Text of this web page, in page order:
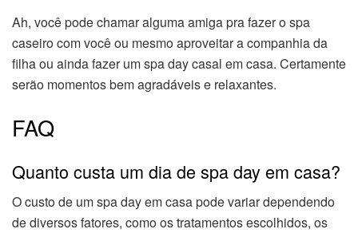
Ah, você pode chamar alguma amiga pra fazer o spa
caseiro com você ou mesmo aproveitar a companhia da
filha ou ainda fazer um spa day casal em casa. Certamente
serão momentos bem agradáveis e relaxantes.
FAQ
Quanto custa um dia de spa day em casa?
O custo de um spa day em casa pode variar dependendo
de diversos fatores, como os tratamentos escolhidos, os